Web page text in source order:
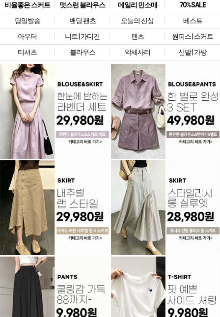
비율좋은 스커트 멋스런 블라우스 데일리 민소매
70%SALE
당일발송
밴딩 팬츠 오늘의 신상
베스트
아우터
니트 | 가디건 팬츠
원피스 | 스커트
티셔츠
블라우스 악세사리 신발 | 가방